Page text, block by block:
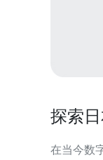
探索
在当今数